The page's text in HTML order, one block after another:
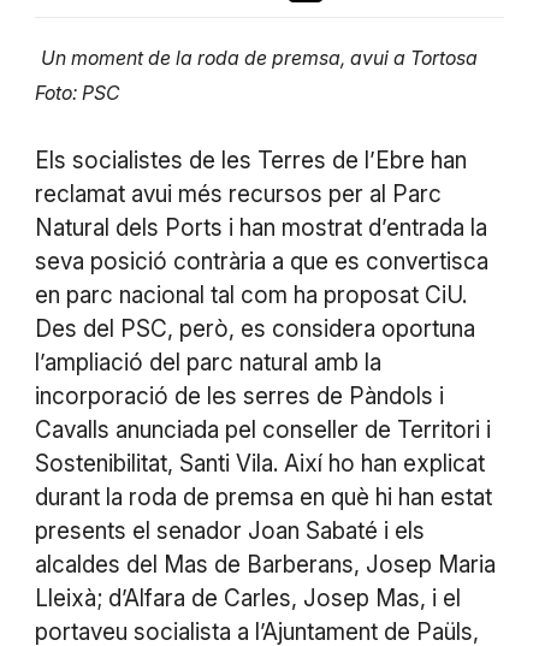
Un moment de la roda de premsa, avui a Tortosa
Foto: PSC
Els socialistes de les Terres de l’Ebre han
reclamat avui més recursos per al Parc
Natural dels Ports i han mostrat d’entrada la
seva posició contrària a que es convertisca
en parc nacional tal com ha proposat CiU.
Des del PSC, però, es considera oportuna
l’ampliació del parc natural amb la
incorporació de les serres de Pàndols i
Cavalls anunciada pel conseller de Territori i
Sostenibilitat, Santi Vila. Així ho han explicat
durant la roda de premsa en què hi han estat
presents el senador Joan Sabaté i els
alcaldes del Mas de Barberans, Josep Maria
Lleixà; d’Alfara de Carles, Josep Mas, i el
portaveu socialista a l’Ajuntament de Paüls,